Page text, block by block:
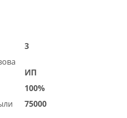
3
ИП
100%
75000